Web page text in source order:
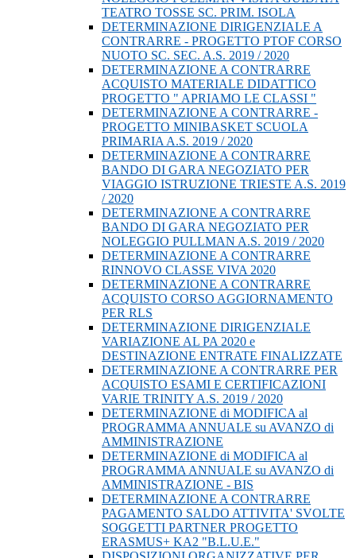
TEATRO TOSSE SC. PRIM. ISOLA
DETERMINAZIONE DIRIGENZIALE A
CONTRARRE - PROGETTO PTOF CORSO
NUOTO SC. SEC. A.S. 2019 / 2020
DETERMINAZIONE A CONTRARRE
ACQUISTO MATERIALE DIDATTICO
PROGETTO " APRIAMO LE CLASSI "
DETERMINAZIONE A CONTRARRE -
PROGETTO MINIBASKET SCUOLA
PRIMARIA A.S. 2019 / 2020
DETERMINAZIONE A CONTRARRE
BANDO DI GARA NEGOZIATO PER
VIAGGIO ISTRUZIONE TRIESTE A.S. 2019
/ 2020
DETERMINAZIONE A CONTRARRE
BANDO DI GARA NEGOZIATO PER
NOLEGGIO PULLMAN A.S. 2019 / 2020
DETERMINAZIONE A CONTRARRE
RINNOVO CLASSE VIVA 2020
DETERMINAZIONE A CONTRARRE
ACQUISTO CORSO AGGIORNAMENTO
PER RLS
DETERMINAZIONE DIRIGENZIALE
VARIAZIONE AL PA 2020 e
DESTINAZIONE ENTRATE FINALIZZATE
DETERMINAZIONE A CONTRARRE PER
ACQUISTO ESAMI E CERTIFICAZIONI
VARIE TRINITY A.S. 2019 / 2020
DETERMINAZIONE di MODIFICA al
PROGRAMMA ANNUALE su AVANZO di
AMMINISTRAZIONE
DETERMINAZIONE di MODIFICA al
PROGRAMMA ANNUALE su AVANZO di
AMMINISTRAZIONE - BIS
DETERMINAZIONE A CONTRARRE
PAGAMENTO SALDO ATTIVITA' SVOLTE
SOGGETTI PARTNER PROGETTO
ERASMUS+ KA2 "B.L.U.E."